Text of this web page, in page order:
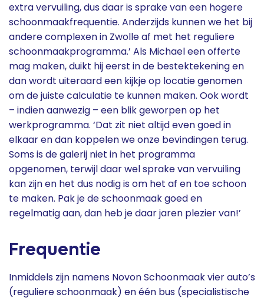
extra vervuiling, dus daar is sprake van een hogere
schoonmaakfrequentie. Anderzijds kunnen we het bij
andere complexen in Zwolle af met het reguliere
schoonmaakprogramma.’ Als Michael een offerte
mag maken, duikt hij eerst in de bestektekening en
dan wordt uiteraard een kijkje op locatie genomen
om de juiste calculatie te kunnen maken. Ook wordt
– indien aanwezig – een blik geworpen op het
werkprogramma. ‘Dat zit niet altijd even goed in
elkaar en dan koppelen we onze bevindingen terug.
Soms is de galerij niet in het programma
opgenomen, terwijl daar wel sprake van vervuiling
kan zijn en het dus nodig is om het af en toe schoon
te maken. Pak je de schoonmaak goed en
regelmatig aan, dan heb je daar jaren plezier van!’
Frequentie
Inmiddels zijn namens Novon Schoonmaak vier auto’s
(reguliere schoonmaak) en één bus (specialistische